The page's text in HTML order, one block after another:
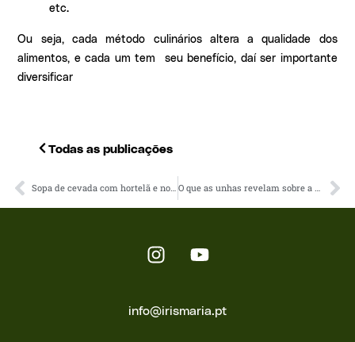
etc.
Ou seja, cada método culinários altera a qualidade dos
alimentos, e cada um tem seu benefício, daí ser importante
diversificar
Todas as publicações
info@irismaria.pt